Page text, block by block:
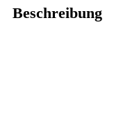
Beschreibung